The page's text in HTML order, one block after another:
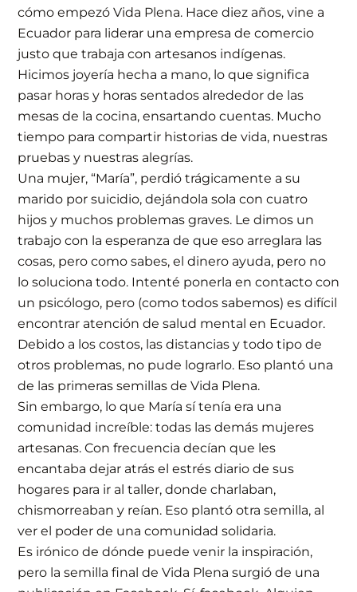
cómo empezó Vida Plena. Hace diez años, vine a
Ecuador para liderar una empresa de comercio
justo que trabaja con artesanos indígenas.
Hicimos joyería hecha a mano, lo que significa
pasar horas y horas sentados alrededor de las
mesas de la cocina, ensartando cuentas. Mucho
tiempo para compartir historias de vida, nuestras
pruebas y nuestras alegrías.
Una mujer, “María”, perdió trágicamente a su
marido por suicidio, dejándola sola con cuatro
hijos y muchos problemas graves. Le dimos un
trabajo con la esperanza de que eso arreglara las
cosas, pero como sabes, el dinero ayuda, pero no
lo soluciona todo. Intenté ponerla en contacto con
un psicólogo, pero (como todos sabemos) es difícil
encontrar atención de salud mental en Ecuador.
Debido a los costos, las distancias y todo tipo de
otros problemas, no pude lograrlo. Eso plantó una
de las primeras semillas de Vida Plena.
Sin embargo, lo que María sí tenía era una
comunidad increíble: todas las demás mujeres
artesanas. Con frecuencia decían que les
encantaba dejar atrás el estrés diario de sus
hogares para ir al taller, donde charlaban,
chismorreaban y reían. Eso plantó otra semilla, al
ver el poder de una comunidad solidaria.
Es irónico de dónde puede venir la inspiración,
pero la semilla final de Vida Plena surgió de una